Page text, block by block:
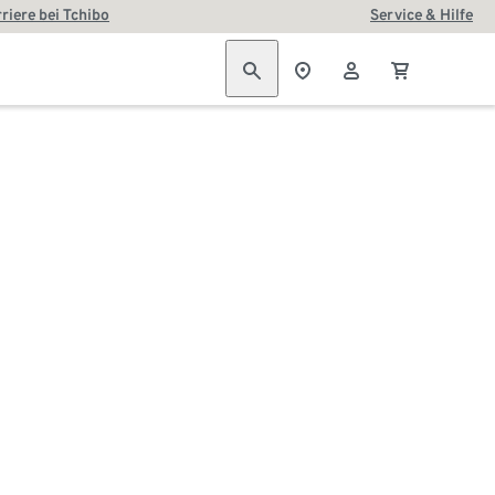
bei Tchibo Service & Hilfe